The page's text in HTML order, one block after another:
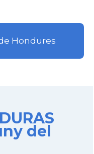
Hondures
del